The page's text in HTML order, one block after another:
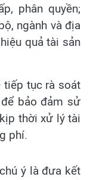
phân quyền;
ngành và địa
quả tài sản
tiếp tục rà soát
bảo đảm sử
thời xử lý tài
phí.
ý là đưa kết